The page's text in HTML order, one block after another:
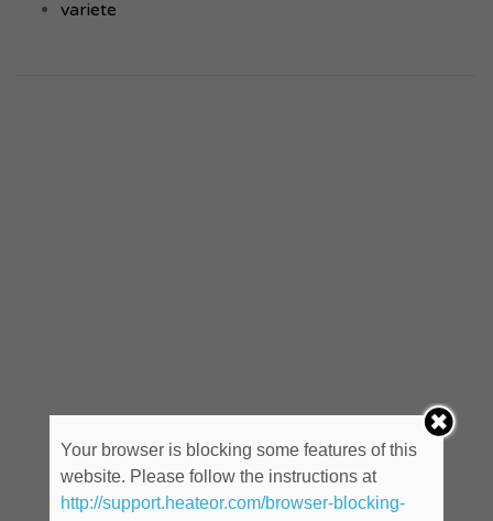
variete
Your browser is blocking some features of this
website. Please follow the instructions at
http://support.heateor.com/browser-blocking-